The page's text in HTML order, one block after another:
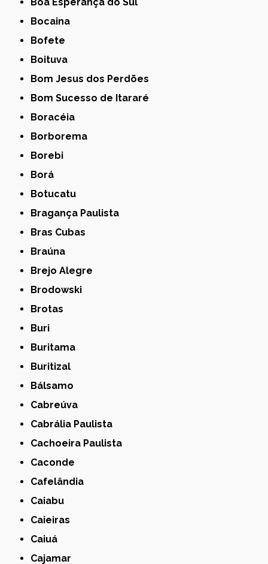
Bocaina
Bofete
Boituva
Bom Jesus dos Perdões
Bom Sucesso de Itararé
Boracéia
Borborema
Borebi
Borá
Botucatu
Bragança Paulista
Bras Cubas
Braúna
Brejo Alegre
Brodowski
Brotas
Buri
Buritama
Buritizal
Bálsamo
Cabreúva
Cabrália Paulista
Cachoeira Paulista
Caconde
Cafelândia
Caiabu
Caieiras
Caiuá
Cajamar